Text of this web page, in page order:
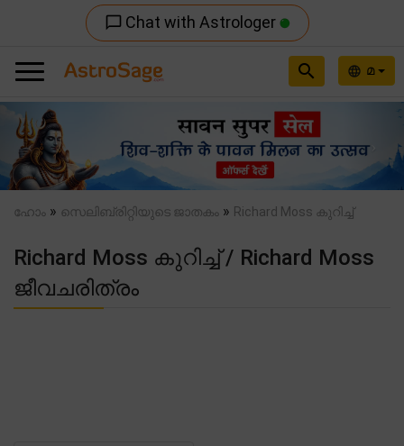
chat_bubble_outline Chat with Astrologer
language മ
search
Previous
ഹോം » സെലിബ്രിറ്റിയുടെ ജാതകം » Richard Moss കുറിച്ച്
Richard Moss കുറിച്ച് / Richard Moss
ജീവചരിത്രം